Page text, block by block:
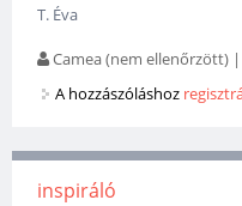
T. Éva
Camea (nem ellenőrzött)
A hozzászóláshoz
inspiráló